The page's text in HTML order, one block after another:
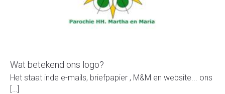
Wat betekend ons logo?
Het staat inde e-mails, briefpapier , M&M en website... ons
[…]